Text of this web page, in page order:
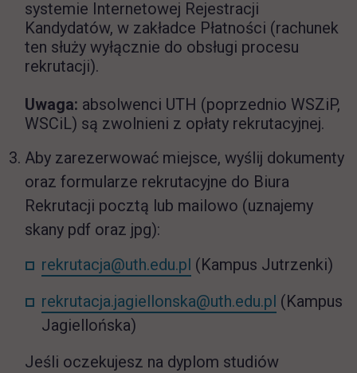
systemie Internetowej Rejestracji
Kandydatów, w zakładce Płatności (rachunek
ten służy wyłącznie do obsługi procesu
rekrutacji).
Uwaga: absolwenci UTH (poprzednio WSZiP,
WSCiL) są zwolnieni z opłaty rekrutacyjnej.
Aby zarezerwować miejsce, wyślij dokumenty
oraz formularze rekrutacyjne do Biura
Rekrutacji pocztą lub mailowo (uznajemy
skany pdf oraz jpg):
rekrutacja@uth.edu.pl (Kampus Jutrzenki)
rekrutacja.jagiellonska@uth.edu.pl (Kampus
Jagiellońska)
Jeśli oczekujesz na dyplom studiów